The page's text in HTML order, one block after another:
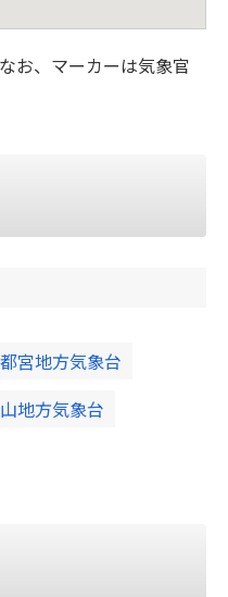
お、マーカーは気象官
宮地方気象台
地方気象台